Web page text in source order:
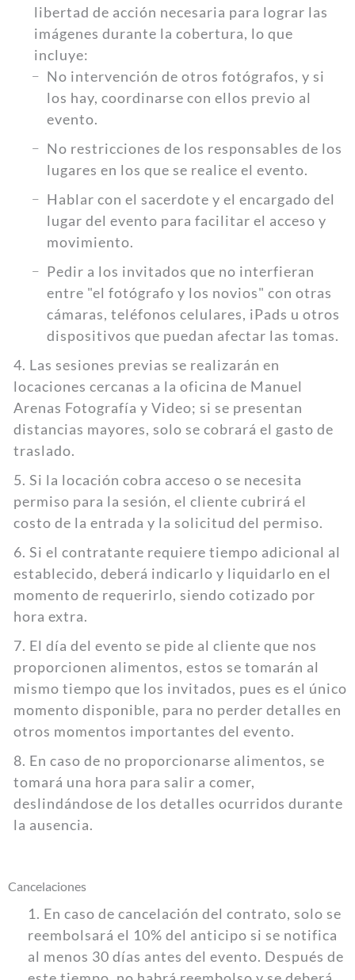
libertad de acción necesaria para lograr las
imágenes durante la cobertura, lo que
incluye:
No intervención de otros fotógrafos, y si
los hay, coordinarse con ellos previo al
evento.
No restricciones de los responsables de los
lugares en los que se realice el evento.
Hablar con el sacerdote y el encargado del
lugar del evento para facilitar el acceso y
movimiento.
Pedir a los invitados que no interfieran
entre "el fotógrafo y los novios" con otras
cámaras, teléfonos celulares, iPads u otros
dispositivos que puedan afectar las tomas.
4. Las sesiones previas se realizarán en
locaciones cercanas a la oficina de Manuel
Arenas Fotografía y Video; si se presentan
distancias mayores, solo se cobrará el gasto de
traslado.
5. Si la locación cobra acceso o se necesita
permiso para la sesión, el cliente cubrirá el
costo de la entrada y la solicitud del permiso.
6. Si el contratante requiere tiempo adicional al
establecido, deberá indicarlo y liquidarlo en el
momento de requerirlo, siendo cotizado por
hora extra.
7. El día del evento se pide al cliente que nos
proporcionen alimentos, estos se tomarán al
mismo tiempo que los invitados, pues es el único
momento disponible, para no perder detalles en
otros momentos importantes del evento.
8. En caso de no proporcionarse alimentos, se
tomará una hora para salir a comer,
deslindándose de los detalles ocurridos durante
la ausencia.
Cancelaciones
1. En caso de cancelación del contrato, solo se
reembolsará el 10% del anticipo si se notifica
al menos 30 días antes del evento. Después de